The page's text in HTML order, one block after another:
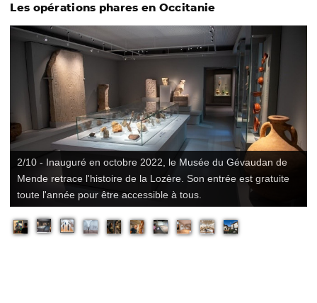
Les opérations phares en Occitanie
3/10 - Le musée Henri Martin de Cahors (Lot) a bénéficié pour
sa réouverture du doublement de sa surface pour accueillir
ses nombreuses œuvres !